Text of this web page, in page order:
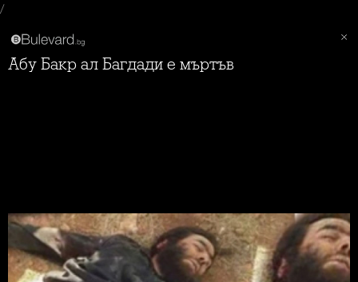
/
Абу Бакр ал Багдади е мъртъв